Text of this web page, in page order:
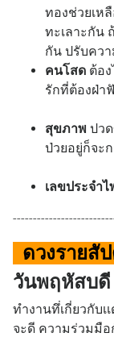
ทองช่วยเห
ทะเลาะกัน
กัน ปรับคว
คนโสด ต้อ
รักที่ต้องฝ่า
สุขภาพ ปว
ป่วยอยู่ก็จะ
เลขประจำไ
ดวงรายสั
วันพฤหัสบดี
ทำงานทึ่เกี่ยวกับเ
จะดี ความร่วมมื